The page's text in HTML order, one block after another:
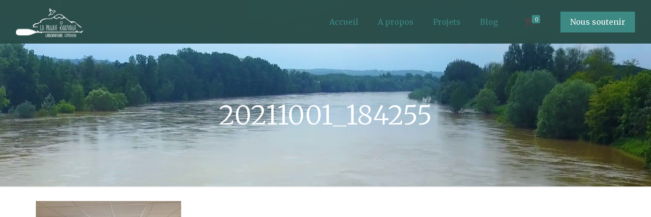
Accueil A propos Projets Blog 0 Nous soutenir
20211001_184255